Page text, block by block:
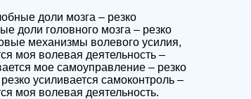
доли мозга – резко
доли головного мозга – резко
механизмы волевого усилия,
моя волевая деятельность –
мое самоуправление – резко
усиливается самоконтроль –
моя волевая деятельность.